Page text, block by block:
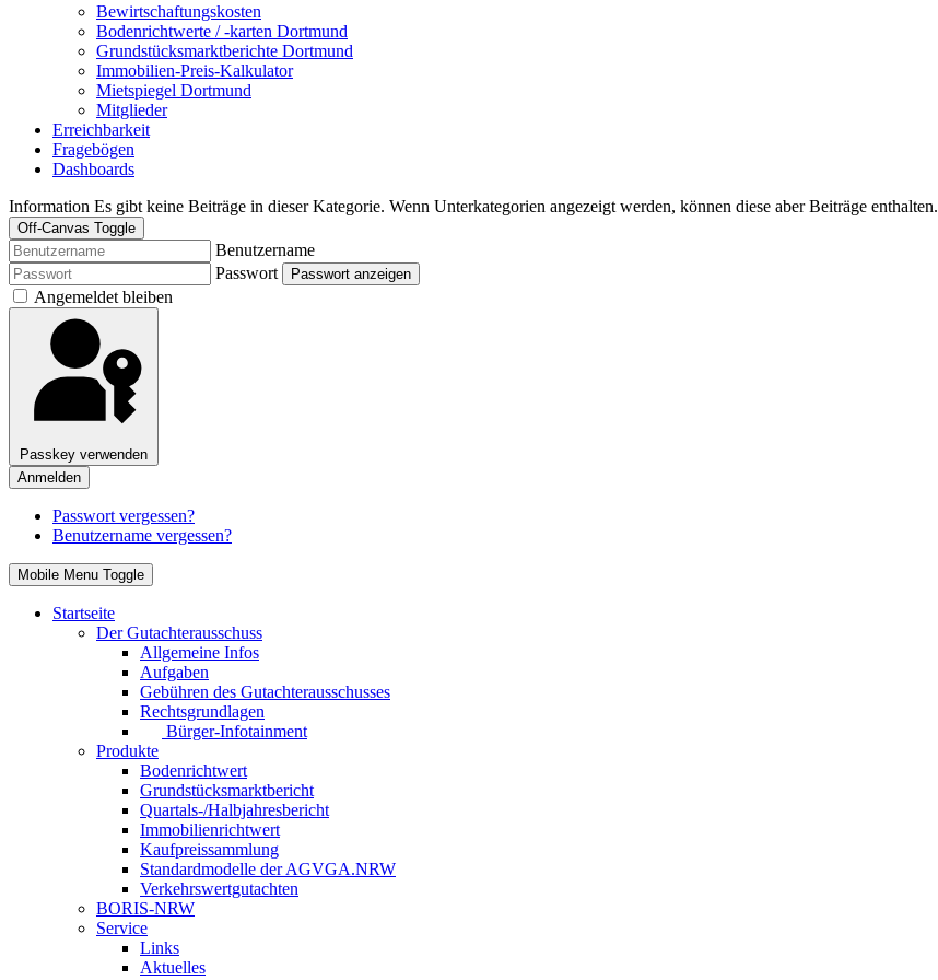
Bewirtschaftungskosten
Bodenrichtwerte / -karten Dortmund
Grundstücksmarktberichte Dortmund
Immobilien-Preis-Kalkulator
Mietspiegel Dortmund
Mitglieder
Erreichbarkeit
Fragebögen
Dashboards
Information Es gibt keine Beiträge in dieser Kategorie. Wenn Unterkategorien angezeigt werden, können diese aber Beiträge enthalten.
Off-Canvas Toggle
Benutzername
Passwort
Passwort anzeigen
Angemeldet bleiben
Passkey verwenden
Anmelden
Passwort vergessen?
Benutzername vergessen?
Mobile Menu Toggle
Startseite
Der Gutachterausschuss
Allgemeine Infos
Aufgaben
Gebühren des Gutachterausschusses
Rechtsgrundlagen
Bürger-Infotainment
Produkte
Bodenrichtwert
Grundstücksmarktbericht
Quartals-/Halbjahresbericht
Immobilienrichtwert
Kaufpreissammlung
Standardmodelle der AGVGA.NRW
Verkehrswertgutachten
BORIS-NRW
Service
Links
Aktuelles